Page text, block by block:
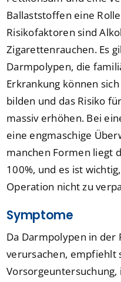
Ballaststoffen eine
Risikofaktoren sind
Zigarettenrauchen. Es
Darmpolypen, die
Erkrankung können
bilden und das Risiko
massiv erhöhen. Bei
eine engmaschige
manchen Formen liegt
100%, und es ist
Operation nicht zu
Symptome
Da Darmpolypen in der
verursachen, empfiehlt